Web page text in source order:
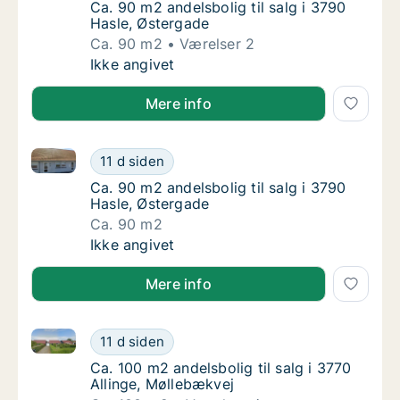
Ca. 90 m2 andelsbolig til salg i 3790 Hasle,
Ca. 90 m2 andelsbolig til salg i 3790
Hasle, Østergade
Ca. 90 m2
Værelser 2
Ca. 90 m2 andelsbolig til salg i 3790 Hasle,
Ikke angivet
Mere info
Ca. 90 m2 andelsbolig til salg i 3790 Hasle,
11 d siden
Ca. 90 m2 andelsbolig til salg i 3790 Hasle,
Ca. 90 m2 andelsbolig til salg i 3790 Hasle,
Ca. 90 m2 andelsbolig til salg i 3790
Hasle, Østergade
Ca. 90 m2
Ca. 90 m2 andelsbolig til salg i 3790 Hasle,
Ikke angivet
Mere info
Ca. 100 m2 andelsbolig til salg i 3770
11 d siden
Ca. 100 m2 andelsbolig til salg i 3770 Allinge,
Ca. 100 m2 andelsbolig til salg i 3770
Ca. 100 m2 andelsbolig til salg i 3770
Allinge, Møllebækvej